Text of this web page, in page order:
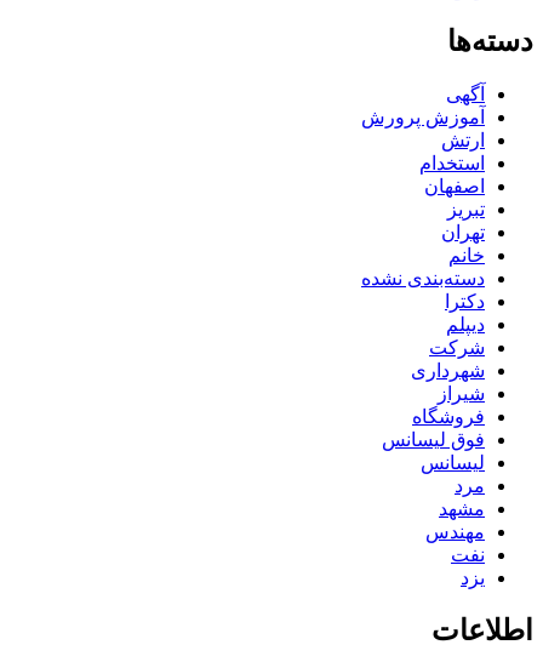
دسته‌ها
آگهی
آموزش پرورش
ارتش
استخدام
اصفهان
تبریز
تهران
خانم
دسته‌بندی نشده
دکترا
دیپلم
شرکت
شهرداری
شیراز
فروشگاه
فوق لیسانس
لیسانس
مرد
مشهد
مهندس
نفت
یزد
اطلاعات